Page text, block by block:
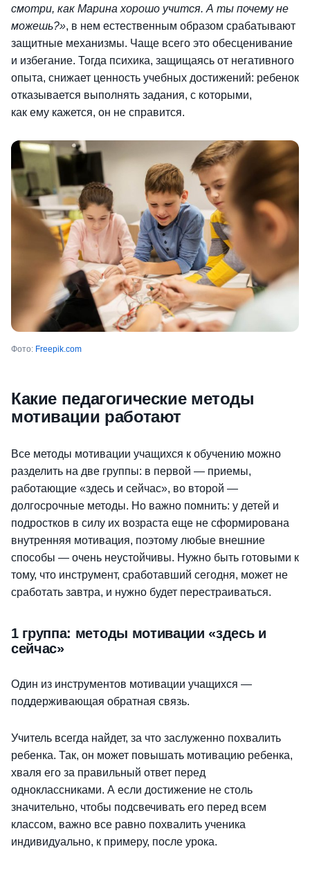
смотри, как Марина хорошо учится. А ты почему не
можешь?», в нем естественным образом срабатывают
защитные механизмы. Чаще всего это обесценивание
и избегание. Тогда психика, защищаясь от негативного
опыта, снижает ценность учебных достижений: ребенок
отказывается выполнять задания, с которыми,
как ему кажется, он не справится.
Фото: Freepik.com
Какие педагогические методы
мотивации работают
Все методы мотивации учащихся к обучению можно
разделить на две группы: в первой — приемы,
работающие «здесь и сейчас», во второй —
долгосрочные методы. Но важно помнить: у детей и
подростков в силу их возраста еще не сформирована
внутренняя мотивация, поэтому любые внешние
способы — очень неустойчивы. Нужно быть готовыми к
тому, что инструмент, сработавший сегодня, может не
сработать завтра, и нужно будет перестраиваться.
1 группа: методы мотивации «здесь и
сейчас»
Один из инструментов мотивации учащихся —
поддерживающая обратная связь.
Учитель всегда найдет, за что заслуженно похвалить
ребенка. Так, он может повышать мотивацию ребенка,
хваля его за правильный ответ перед
одноклассниками. А если достижение не столь
значительно, чтобы подсвечивать его перед всем
классом, важно все равно похвалить ученика
индивидуально, к примеру, после урока.